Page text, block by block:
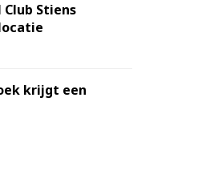
Stiens
krijgt een